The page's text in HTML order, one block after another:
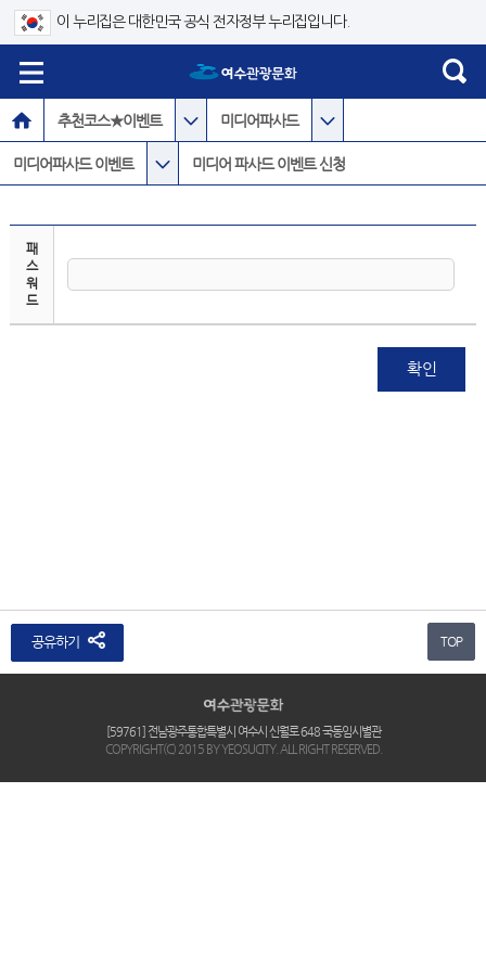
이 누리집은 대한민국 공식 전자정부 누리집입니다.
추천코스★이벤트 미디어파사드
미디어파사드 이벤트 미디어 파사드 이벤트 신청
패
스
워
드
확인
공유하기 TOP
[59761] 전남광주통합특별시 여수시 신월로 648 국동임시별관
COPYRIGHT(C) 2015 BY YEOSUCITY. ALL RIGHT RESERVED.